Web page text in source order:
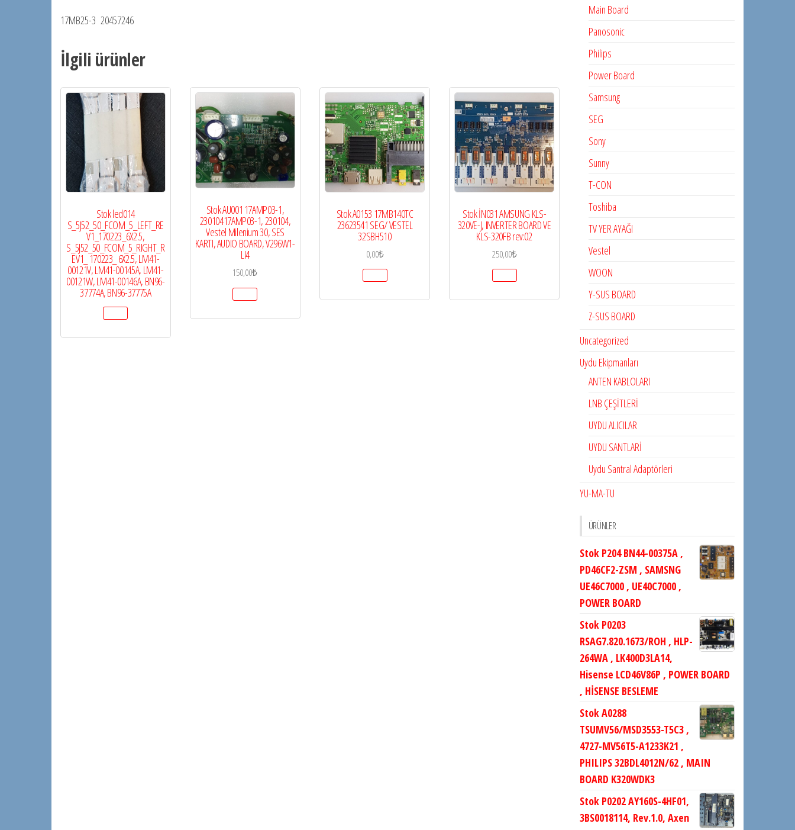
17MB25-3 20457246
İlgili ürünler
Stok led014
S_5J52_50_FCOM_5_LEFT_RE
V1_170223_6X2.5,
S_5J52_50_FCOM_5_RIGHT_R
EV1_ 170223_ 6X2.5, LM41-
00121V, LM41-00145A, LM41-
00121W, LM41-00146A, BN96-
37774A, BN96-37775A
Stok AU001 17AMP03-1,
23010417AMP03-1, 230104,
Vestel Milenium 30, SES
KARTI, AUDIO BOARD, V296W1-
LI4
150,00₺
Stok A0153 17MB140TC
23623541 SEG/ VESTEL
32SBH510
0,00₺
Stok İN031 AMSUNG KLS-
320VE-J, INVERTER BOARD VE
KLS-320FB rev:02
250,00₺
Main Board
Panosonic
Philips
Power Board
Samsung
SEG
Sony
Sunny
T-CON
Toshiba
TV YER AYAĞI
Vestel
WOON
Y-SUS BOARD
Z-SUS BOARD
Uncategorized
Uydu Ekipmanları
ANTEN KABLOLARI
LNB ÇEŞİTLERİ
UYDU ALICILAR
UYDU SANTLARİ
Uydu Santral Adaptörleri
YU-MA-TU
ÜRÜNLER
Stok P204 BN44-00375A ,
PD46CF2-ZSM , SAMSNG
UE46C7000 , UE40C7000 ,
POWER BOARD
Stok P0203
RSAG7.820.1673/ROH , HLP-
264WA , LK400D3LA14,
Hisense LCD46V86P , POWER BOARD
, HİSENSE BESLEME
Stok A0288
TSUMV56/MSD3553-T5C3 ,
4727-MV56T5-A1233K21 ,
PHILIPS 32BDL4012N/62 , MAIN
BOARD K320WDK3
Stok P0202 AY160S-4HF01,
3BS0018114, Rev.1.0, Axen